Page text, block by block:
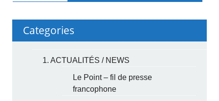
Categories
1. ACTUALITÉS / NEWS
Le Point – fil de presse
francophone